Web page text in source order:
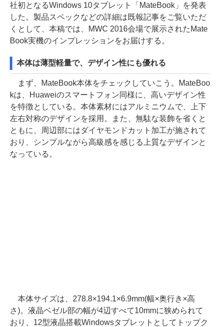
社初となるWindows 10タブレット「MateBook」を発表
した。製品スペックなどの詳細は既報記事をご覧いただ
くとして、本稿では、MWC 2016会場で展示されたMate
Book実機のインプレッションをお届けする。
本体は薄型軽量で、デザイン性にも優れる
まず、MateBook本体をチェックしていこう。MateBoo
kは、Huaweiのスマートフォン同様に、高いデザイン性
を特徴としている。本体素材にはアルミニウムで、上下
左右対称のデザインを採用。また、無駄な装飾を省くと
ともに、周辺部にはダイヤモンドカット加工が施されて
おり、シンプルながら高級感を感じる上質なデザインと
なっている。
本体サイズは、278.8×194.1×6.9mm(幅×奥行き×高
さ)。液晶ベゼル部の幅が4辺すべて10mmに狭められて
おり、12型液晶搭載Windowsタブレットとしてトップク